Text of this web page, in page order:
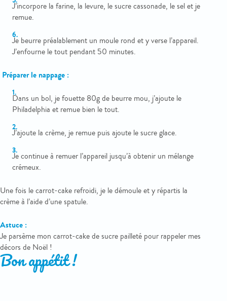
J’incorpore la farine, la levure, le sucre cassonade, le sel et je
remue.
Je beurre préalablement un moule rond et y verse l’appareil.
J’enfourne le tout pendant 50 minutes.
Préparer le nappage :
Dans un bol, je fouette 80g de beurre mou, j’ajoute le
Philadelphia et remue bien le tout.
J’ajoute la crème, je remue puis ajoute le sucre glace.
Je continue à remuer l’appareil jusqu’à obtenir un mélange
crémeux.
Une fois le carrot-cake refroidi, je le démoule et y répartis la
crème à l’aide d’une spatule.
Astuce :
Je parsème mon carrot-cake de sucre pailleté pour rappeler mes
décors de Noël !
Bon appétit !